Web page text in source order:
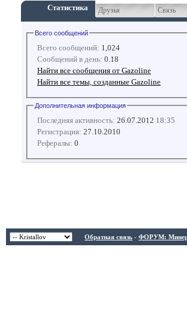
Статистика Друзья Связь
Всего сообщений
Всего сообщений: 1,024
Сообщений в день: 0.18
Найти все сообщения от Gazoline
Найти все темы, созданные Gazoline
Дополнительная информация
Последняя активность: 26.07.2012 18:35
Регистрация: 27.10.2010
Рефералы: 0
Обратная связь - ФОРУМ: